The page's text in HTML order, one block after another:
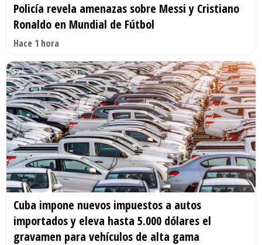
Policía revela amenazas sobre Messi y Cristiano
Ronaldo en Mundial de Fútbol
Hace 1 hora
Cuba impone nuevos impuestos a autos
importados y eleva hasta 5.000 dólares el
gravamen para vehículos de alta gama